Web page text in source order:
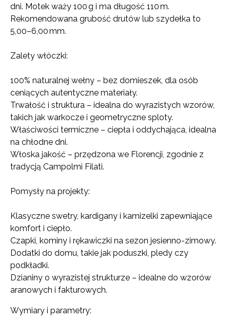
dni. Motek waży 100 g i ma długość 110 m.
Rekomendowana grubość drutów lub szydełka to
5,00–6,00 mm.
Zalety włóczki:
100% naturalnej wełny – bez domieszek, dla osób
ceniących autentyczne materiały.
Trwałość i struktura – idealna do wyrazistych wzorów,
takich jak warkocze i geometryczne sploty.
Właściwości termiczne – ciepła i oddychająca, idealna
na chłodne dni.
Włoska jakość – przędzona we Florencji, zgodnie z
tradycją Campolmi Filati.
Pomysły na projekty:
Klasyczne swetry, kardigany i kamizelki zapewniające
komfort i ciepło.
Czapki, kominy i rękawiczki na sezon jesienno-zimowy.
Dodatki do domu, takie jak poduszki, pledy czy
podkładki.
Dzianiny o wyrazistej strukturze – idealne do wzorów
aranowych i fakturowych.
Wymiary i parametry: